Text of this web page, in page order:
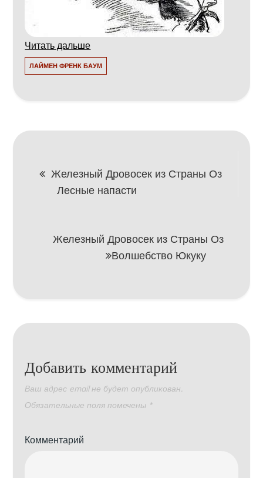
Читать дальше
ЛАЙМЕН ФРЕНК БАУМ
Навигация
записям
Железный Дровосек из Страны Оз
Лесные напасти
Железный Дровосек из Страны Оз
Волшебство Юкуку
Добавить комментарий
Ваш адрес email не будет опубликован.
Обязательные поля помечены *
Комментарий